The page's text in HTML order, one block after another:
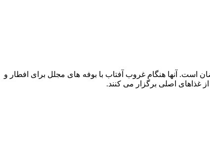
است. آنها هنگام غروب آفتاب با بوفه های مجلل برای افطار و
غذاهای اصلی برگزار می کنند.